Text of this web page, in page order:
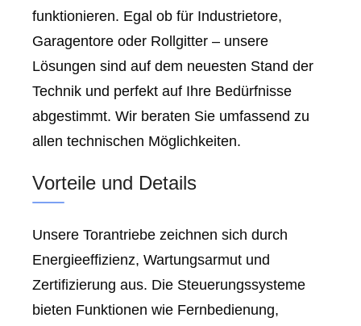
funktionieren. Egal ob für Industrietore,
Garagentore oder Rollgitter – unsere
Lösungen sind auf dem neuesten Stand der
Technik und perfekt auf Ihre Bedürfnisse
abgestimmt. Wir beraten Sie umfassend zu
allen technischen Möglichkeiten.
Vorteile und Details
Unsere Torantriebe zeichnen sich durch
Energieeffizienz, Wartungsarmut und
Zertifizierung aus. Die Steuerungssysteme
bieten Funktionen wie Fernbedienung,